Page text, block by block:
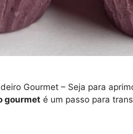
Gourmet – Seja para
gourmet é um passo para